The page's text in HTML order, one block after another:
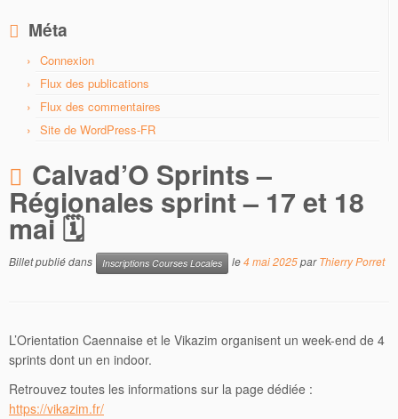
Méta
Connexion
Flux des publications
Flux des commentaires
Site de WordPress-FR
Calvad’O Sprints –
Régionales sprint – 17 et 18
mai 🗓
Billet publié dans Inscriptions Courses Locales le4 mai 2025parThierry Porret
L’Orientation Caennaise et le Vikazim organisent un week-end de 4
sprints dont un en indoor.
Retrouvez toutes les informations sur la page dédiée :
https://vikazim.fr/